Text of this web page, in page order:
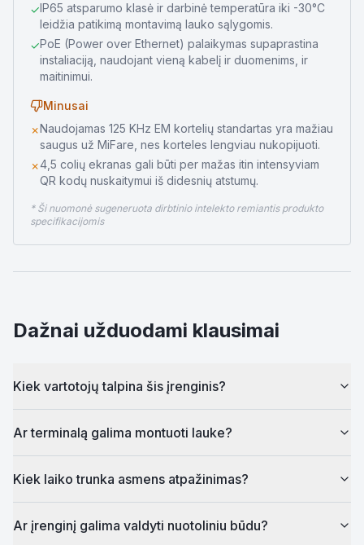
✓IP65 atsparumo klasė ir darbinė temperatūra iki -30°C
leidžia patikimą montavimą lauko sąlygomis.
✓PoE (Power over Ethernet) palaikymas supaprastina
instaliaciją, naudojant vieną kabelį ir duomenims, ir
maitinimui.
Minusai
✗Naudojamas 125 KHz EM kortelių standartas yra mažiau
saugus už MiFare, nes korteles lengviau nukopijuoti.
✗4,5 colių ekranas gali būti per mažas itin intensyviam
QR kodų nuskaitymui iš didesnių atstumų.
* Ši nuomonė sugeneruota dirbtinio intelekto remiantis produkto
specifikacijomis
Dažnai užduodami klausimai
Kiek vartotojų talpina šis įrenginis?
Ar terminalą galima montuoti lauke?
Kiek laiko trunka asmens atpažinimas?
Ar įrenginį galima valdyti nuotoliniu būdu?